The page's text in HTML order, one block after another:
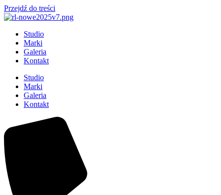
Przejdź do treści
Studio
Marki
Galeria
Kontakt
Studio
Marki
Galeria
Kontakt